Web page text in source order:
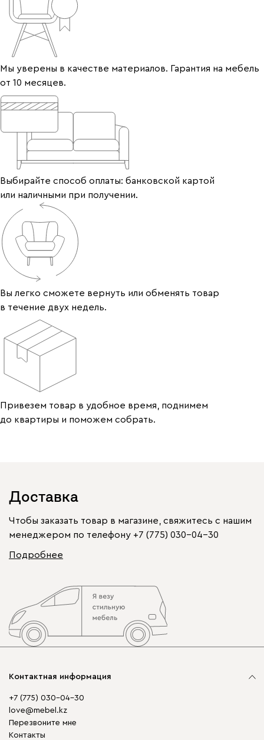
Мы уверены в качестве материалов. Гарантия на мебель
от 10 месяцев.
Выбирайте способ оплаты: банковской картой
или наличными при получении.
Вы легко сможете вернуть или обменять товар
в течение двух недель.
Привезем товар в удобное время, поднимем
до квартиры и поможем собрать.
Доставка
Чтобы заказать товар в магазине, свяжитесь с нашим
менеджером по телефону +7 (775) 030-04-30
Подробнее
Контактная информация
+7 (775) 030-04-30
love@mebel.kz
Перезвоните мне
Контакты